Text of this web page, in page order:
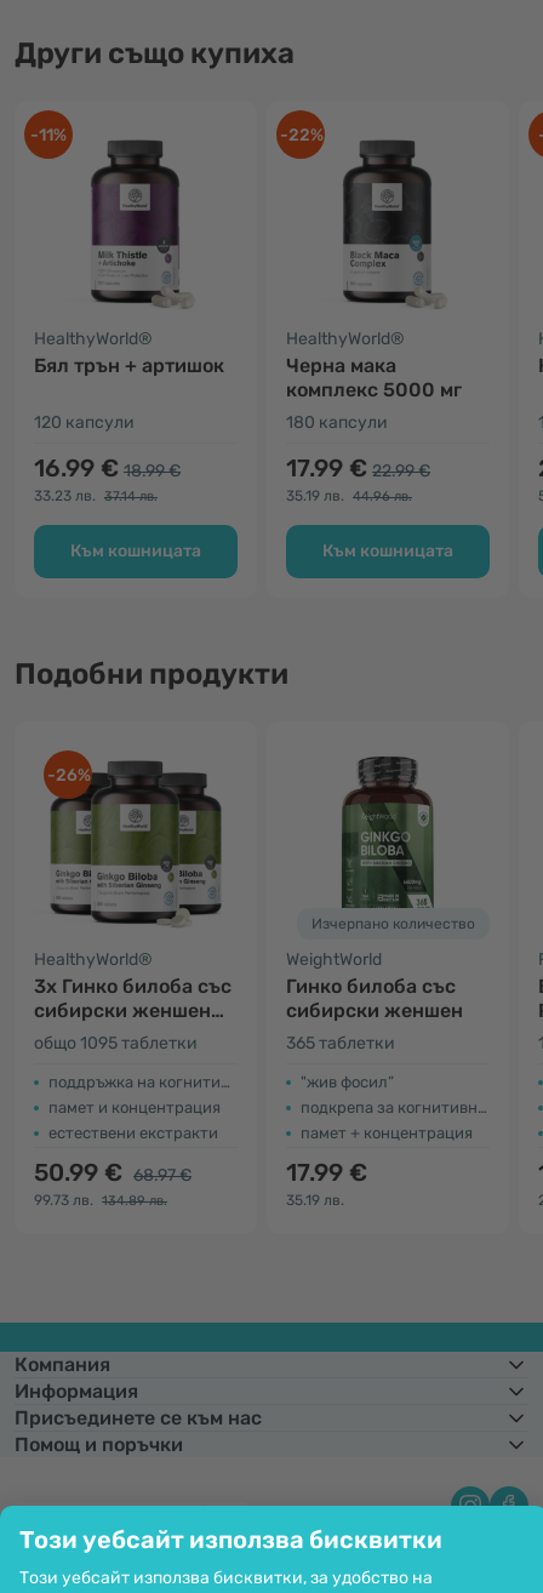
Този уебсайт използва бисквитки
Този уебсайт използва бисквитки, за удобство на
Други също купиха
-11%
HealthyWorld®
Бял трън + артишок
120 капсули
16.99 € 18.99 €
33.23 лв. 37.14 лв.
Към кошницата
-22%
HealthyWorld®
Черна мака
комплекс 5000 мг
180 капсули
17.99 € 22.99 €
35.19 лв. 44.96 лв.
Към кошницата
Подобни продукти
-26%
HealthyWorld®
3x Гинко билоба със
сибирски женшен
6600 мг
общо 1095 таблетки
поддръжка на когнитивните функции
памет и концентрация
естествени екстракти
50.99 € 68.97 €
99.73 лв. 134.89 лв.
Изчерпано количество
WeightWorld
Гинко билоба със
сибирски женшен
365 таблетки
"жив фосил”
подкрепа за когнитивните функции
памет + концентрация
17.99 €
35.19 лв.
Компания
Информация
Присъединете се към нас
Помощ и поръчки
Фиксиран курс на конвертиране:1 € =1,95583 лв.Възможност за
криптиране.